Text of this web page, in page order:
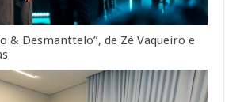
& Desmanttelo”, de Zé Vaqueiro e